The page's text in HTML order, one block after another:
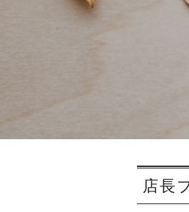
店長